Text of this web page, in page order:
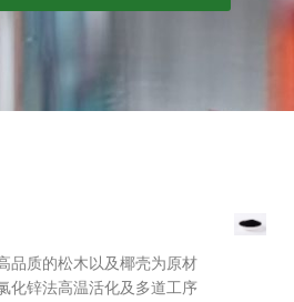
品质的松木以及椰壳为原材
化锌法高温活化及多道工序